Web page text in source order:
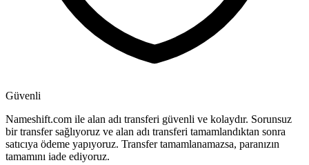
Güvenli
Nameshift.com ile alan adı transferi güvenli ve kolaydır. Sorunsuz
bir transfer sağlıyoruz ve alan adı transferi tamamlandıktan sonra
satıcıya ödeme yapıyoruz. Transfer tamamlanamazsa, paranızın
tamamını iade ediyoruz.